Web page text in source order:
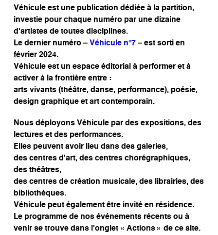
Véhicule est une publication dédiée à la partition,
investie pour chaque numéro par une dizaine
d’artistes de toutes disciplines.
Le dernier numéro –Véhicule n°7– est sorti en
février 2024.
Véhicule est un espace éditorial à performer et à
activer à la frontière entre :
arts vivants (théâtre, danse, performance), poésie,
design graphique et art contemporain.
Nous déployons Véhicule par des expositions, des
lectures et des performances.
Elles peuvent avoir lieu dans des galeries,
des centres d’art, des centres chorégraphiques,
des théâtres,
des centres de création musicale, des librairies, des
bibliothèques.
Véhicule peut également être invité en résidence.
Le programme de nos événements récents ou à
venir se trouve dans l’onglet « Actions » de ce site.